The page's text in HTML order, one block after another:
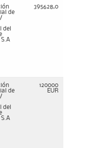
de
del
S.A
395628,0
de
del
S.A
120000
EUR